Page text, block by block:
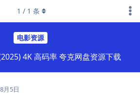
电影资源
4K 高码率 夸克网盘资源下载
1 / 1 条
月5日